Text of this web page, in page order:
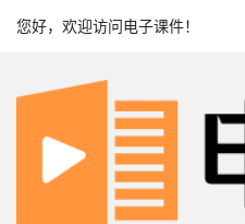
您好，欢迎访问电子课件！